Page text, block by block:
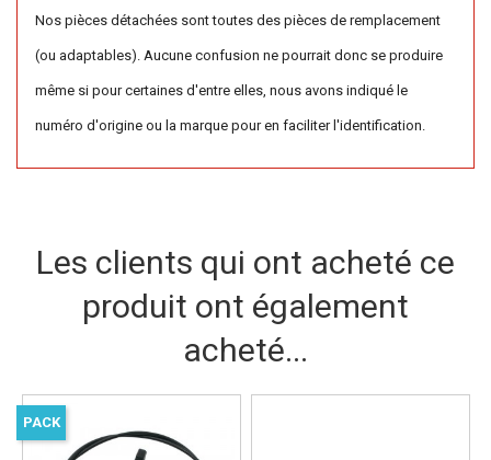
Nos pièces détachées sont toutes des pièces de remplacement
(ou adaptables). Aucune confusion ne pourrait donc se produire
même si pour certaines d'entre elles, nous avons indiqué le
numéro d'origine ou la marque pour en faciliter l'identification.
Les clients qui ont acheté ce
produit ont également
acheté...
PACK